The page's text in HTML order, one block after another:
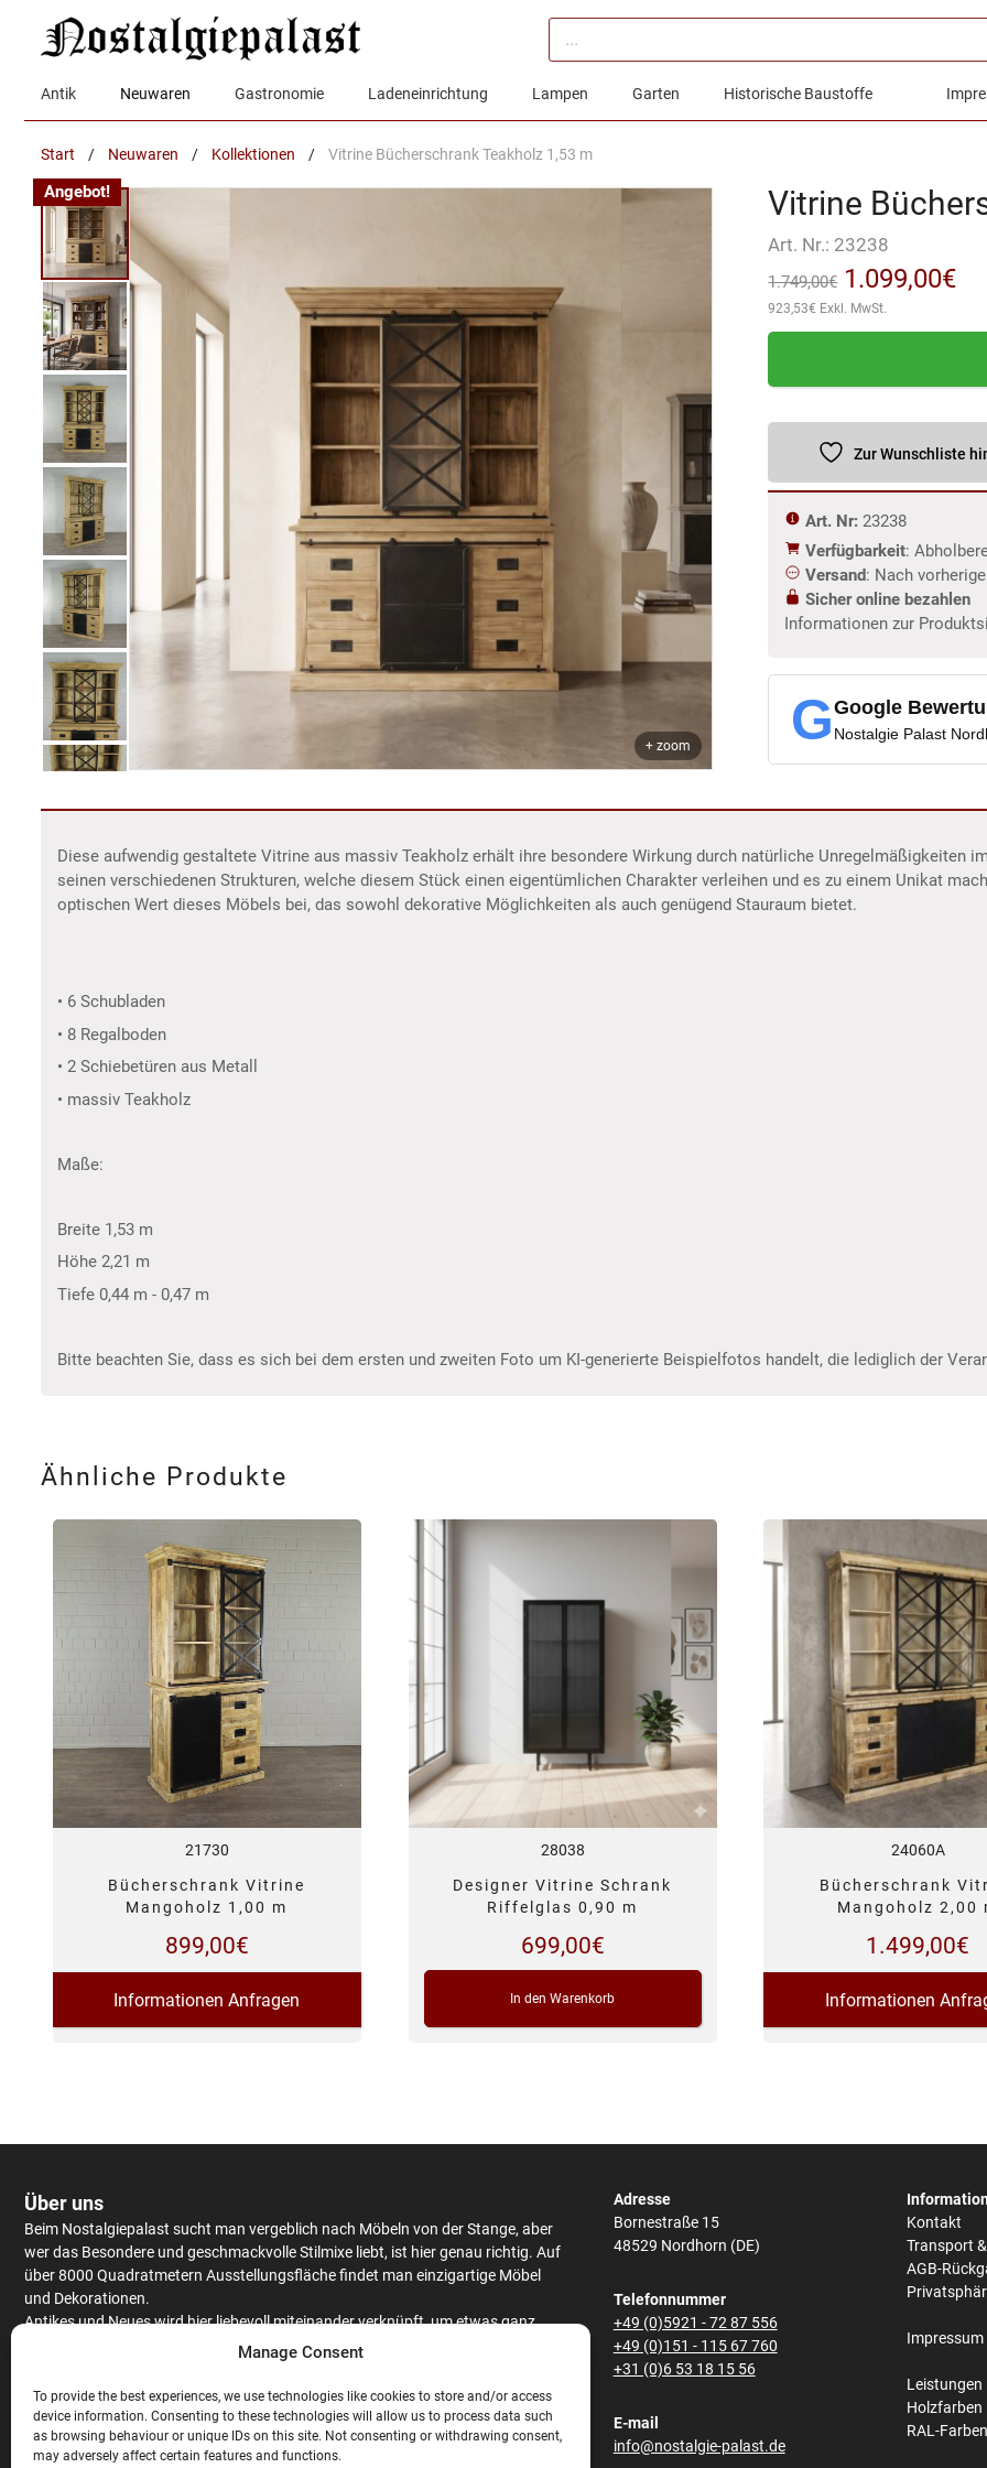
Manage Consent
To provide the best experiences, we use technologies like cookies to store and/or access
device information. Consenting to these technologies will allow us to process data such
as browsing behaviour or unique IDs on this site. Not consenting or withdrawing consent,
may adversely affect certain features and functions.
Products
search
Antik Neuwaren Gastronomie Ladeneinrichtung Lampen Garten Historische Baustoffe
Start / Neuwaren / Kollektionen / Vitrine Bücherschrank Teakholz 1,53 m
Angebot!
+ zoom
Vitrine
Art. Nr.: 23238
1.749,00€
Preis
1.749,00€
1.099,00€
923,53€ Exkl. MwSt.
Zur Wunschliste
Art. Nr:23238
Verfügbarkeit:
Versand: Nach
Sicher online bezahlen
Informationen zur
GGoogle
Nostalgie Palast
Diese aufwendig gestaltete Vitrine aus massiv Teakholz erhält ihre besondere Wirkung durch natürliche Unregelmäßigkeiten
seinen verschiedenen Strukturen, welche diesem Stück einen eigentümlichen Charakter verleihen und es zu einem Unikat
optischen Wert dieses Möbels bei, das sowohl dekorative Möglichkeiten als auch genügend Stauraum bietet.
• 6 Schubladen
• 8 Regalboden
• 2 Schiebetüren aus Metall
• massiv Teakholz
Maße:
Breite 1,53 m
Höhe 2,21 m
Tiefe 0,44 m - 0,47 m
Bitte beachten Sie, dass es sich bei dem ersten und zweiten Foto um KI-generierte Beispielfotos handelt, die lediglich der
Ähnliche Produkte
21730
Bücherschrank Vitrine
Mangoholz 1,00 m
899,00€
Informationen Anfragen
28038
Designer Vitrine Schrank
Riffelglas 0,90 m
699,00€
In den Warenkorb
24060A
Bücherschrank
Mangoholz 2,00
1.499,00€
Informationen
Über uns
Beim Nostalgiepalast sucht man vergeblich nach Möbeln von der Stange, aber
wer das Besondere und geschmackvolle Stilmixe liebt, ist hier genau richtig. Auf
über 8000 Quadratmetern Ausstellungsfläche findet man einzigartige Möbel
und Dekorationen.
Antikesund Neues wird hier liebevoll miteinander verknüpft, um etwas ganz
SchränkeundTische werden aus massiv Eiche,
antiken Stücken.
Neben Couchgarnituren,Stühlen,Raritätenund ausgefallenen
Gartendekorationen wird auch noch eine gigantische Auswahl anBars und
Thekenangeboten. HochwertigeStehtischeund
Adresse
Bornestraße 15
48529 Nordhorn (DE)
Telefonnummer
+49 (0)5921 - 72 87 556
+49 (0)151 - 115 67 760
+31 (0)6 53 18 15 56
E-mail
info@nostalgie-palast.de
Kontakt
Transport
AGB-
Impressum
Leistungen
Holzfarben
RAL-Farben